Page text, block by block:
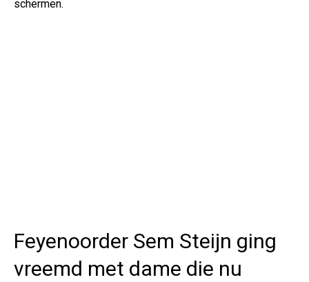
schermen.
Feyenoorder Sem Steijn ging
vreemd met dame die nu